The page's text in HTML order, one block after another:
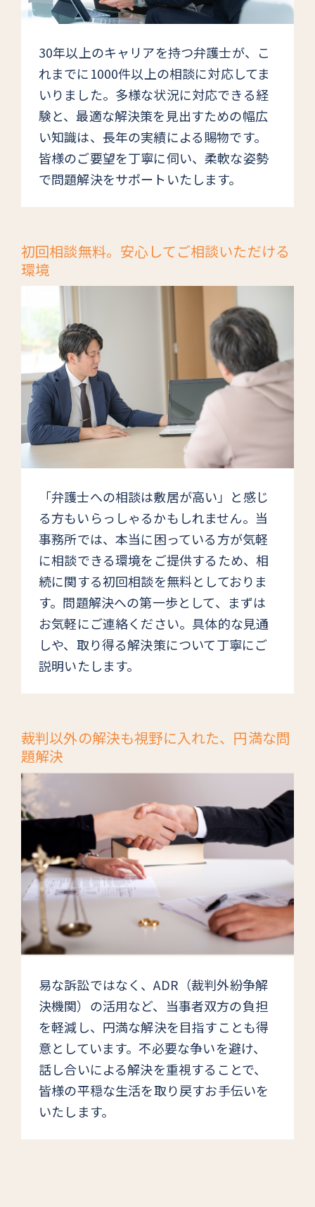
30年以上のキャリアを持つ弁護士が、こ
れまでに1000件以上の相談に対応してま
いりました。多様な状況に対応できる経
験と、最適な解決策を見出すための幅広
い知識は、長年の実績による賜物です。
皆様のご要望を丁寧に伺い、柔軟な姿勢
で問題解決をサポートいたします。
初回相談無料。安心してご相談いただける
環境
「弁護士への相談は敷居が高い」と感じ
る方もいらっしゃるかもしれません。当
事務所では、本当に困っている方が気軽
に相談できる環境をご提供するため、相
続に関する初回相談を無料としておりま
す。問題解決への第一歩として、まずは
お気軽にご連絡ください。具体的な見通
しや、取り得る解決策について丁寧にご
説明いたします。
裁判以外の解決も視野に入れた、円満な問
題解決
易な訴訟ではなく、ADR（裁判外紛争解
決機関）の活用など、当事者双方の負担
を軽減し、円満な解決を目指すことも得
意としています。不必要な争いを避け、
話し合いによる解決を重視することで、
皆様の平穏な生活を取り戻すお手伝いを
いたします。